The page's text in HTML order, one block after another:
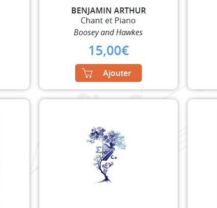
BENJAMIN ARTHUR
Chant et Piano
Boosey and Hawkes
15,00€
Ajouter